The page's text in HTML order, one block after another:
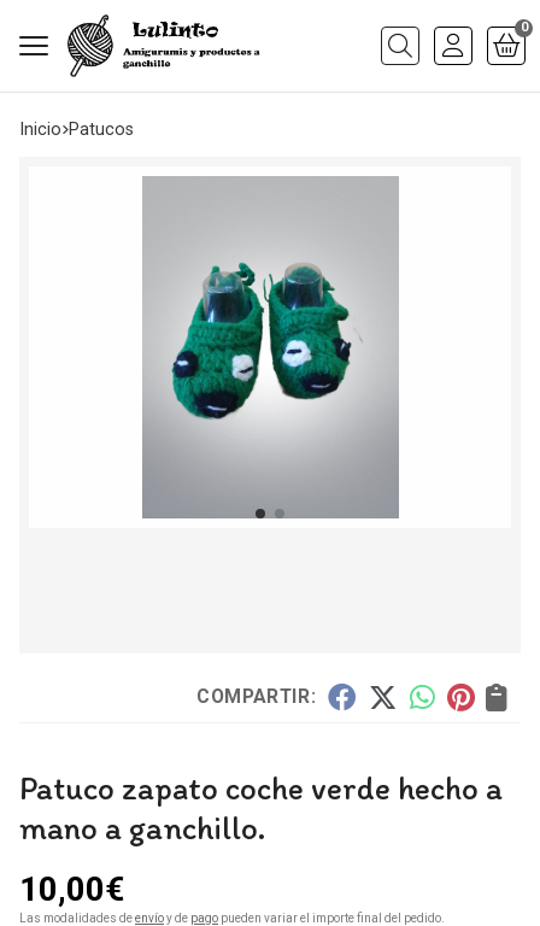
Buscar
0
Inicio patucos
COMPARTIR:
Patuco zapato coche verde hecho a
mano a ganchillo.
10,00€
Las modalidades deenvíoy de pago pueden variar el importe final del pedido.